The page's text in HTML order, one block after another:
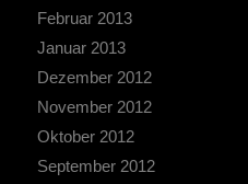
Februar 2013
Januar 2013
Dezember 2012
November 2012
Oktober 2012
September 2012